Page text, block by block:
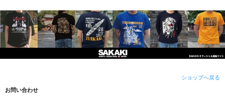
ショップへ戻る
お問い合わせ